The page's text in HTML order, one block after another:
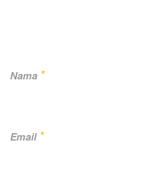
Nama *
Email *